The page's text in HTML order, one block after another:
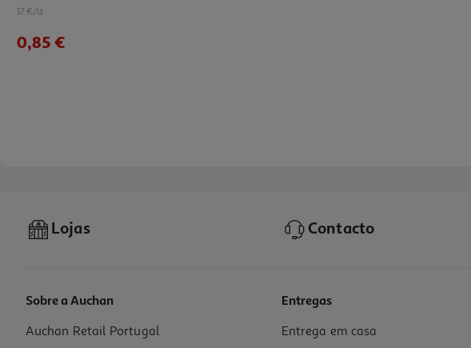
17 €/Lt
0,85 €
Desodorizante Roll On Cosmia Perfurmado Sem Manchas 50ml
Lojas Contacto
Sobre a Auchan
Auchan Retail Portugal
Entregas
Entrega em casa